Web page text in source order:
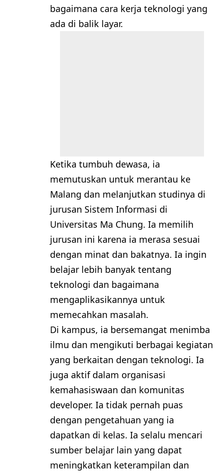
bagaimana cara kerja teknologi yang
ada di balik layar.
Ketika tumbuh dewasa, ia
memutuskan untuk merantau ke
Malang dan melanjutkan studinya di
jurusan Sistem Informasi di
Universitas Ma Chung. Ia memilih
jurusan ini karena ia merasa sesuai
dengan minat dan bakatnya. Ia ingin
belajar lebih banyak tentang
teknologi dan bagaimana
mengaplikasikannya untuk
memecahkan masalah.
Di kampus, ia bersemangat menimba
ilmu dan mengikuti berbagai kegiatan
yang berkaitan dengan teknologi. Ia
juga aktif dalam organisasi
kemahasiswaan dan komunitas
developer. Ia tidak pernah puas
dengan pengetahuan yang ia
dapatkan di kelas. Ia selalu mencari
sumber belajar lain yang dapat
meningkatkan keterampilan dan